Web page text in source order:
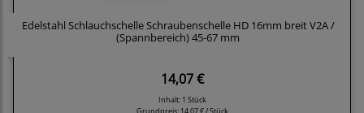
Edelstahl Schlauchschelle Schraubenschelle HD 16mm breit V2A /
(Spannbereich) 45-67 mm
14,07 €
Inhalt: 1 Stück
Grundpreis: 14,07 € / Stück